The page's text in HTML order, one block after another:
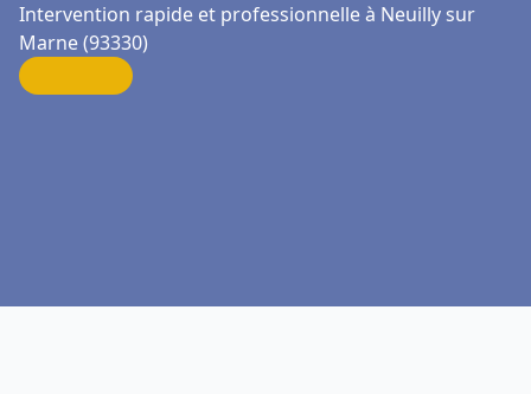
Intervention rapide et professionnelle à Neuilly sur
Marne (93330)